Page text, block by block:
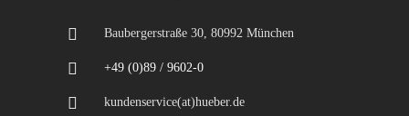
Baubergerstraße 30, 80992 München
+49 (0)89 / 9602-0
kundenservice(at)hueber.de